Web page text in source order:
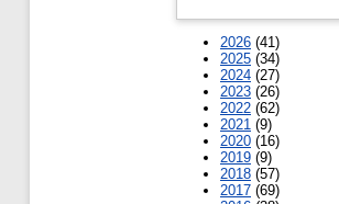
2026 (41)
2025 (34)
2024 (27)
2023 (26)
2022 (62)
2021 (9)
2020 (16)
2019 (9)
2018 (57)
2017 (69)